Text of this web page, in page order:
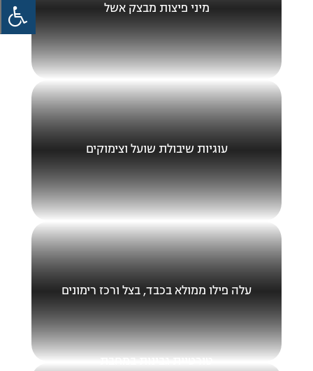
מיני פיצות מבצק אשל
עוגיות שיבולת שועל וצימוקים
עלה פילו ממולא בכבד, בצל ורכז רימונים